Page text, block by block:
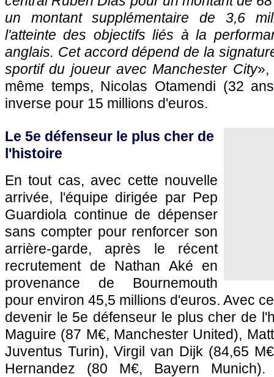
un montant supplémentaire de 3,6
l'atteinte des objectifs liés à la
anglais. Cet accord dépend de la
sportif du joueur avec Manchester City»,
même temps, Nicolas Otamendi (32
inverse pour 15 millions d'euros.
Le 5e défenseur le plus cher de
l'histoire
En tout cas, avec cette nouvelle
arrivée, l'équipe dirigée par Pep
Guardiola continue de dépenser
sans compter pour renforcer son
arrière-garde, après le récent
recrutement de Nathan Aké en
provenance de Bournemouth
pour environ 45,5 millions d'euros. Avec
devenir le 5e défenseur le plus cher de
Maguire (87 M€, Manchester United),
Juventus Turin), Virgil van Dijk (84,65
Hernandez (80 M€, Bayern